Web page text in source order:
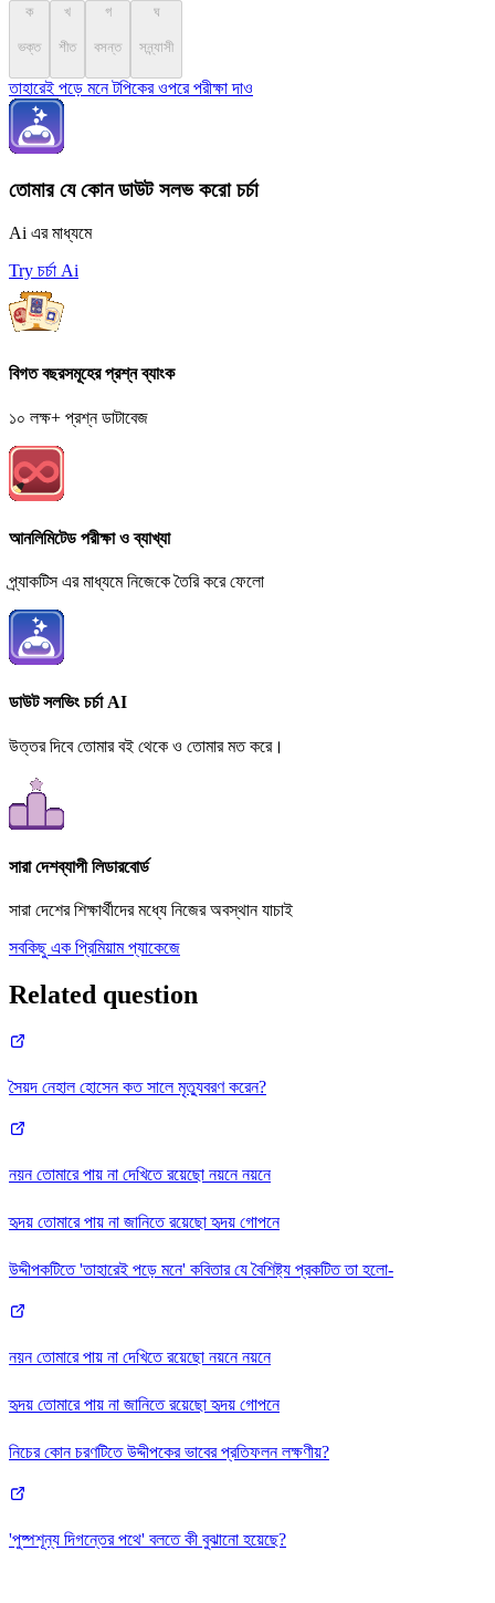
ক
ভক্ত
খ
শীত
গ
বসন্ত
ঘ
সন্ন্যাসী
তাহারেই পড়ে মনে টপিকের ওপরে পরীক্ষা দাও
তোমার যে কোন ডাউট সলভ করো চর্চা
Ai এর মাধ্যমে
Try চর্চা Ai
বিগত বছরসমূহের প্রশ্ন ব্যাংক
১০ লক্ষ+ প্রশ্ন ডাটাবেজ
আনলিমিটেড পরীক্ষা ও ব্যাখ্যা
প্র্যাকটিস এর মাধ্যমে নিজেকে তৈরি করে ফেলো
ডাউট সলভিং চর্চা AI
উত্তর দিবে তোমার বই থেকে ও তোমার মত করে।
সারা দেশব্যাপী লিডারবোর্ড
সারা দেশের শিক্ষার্থীদের মধ্যে নিজের অবস্থান যাচাই
সবকিছু এক প্রিমিয়াম প্যাকেজে
Related question
সৈয়দ নেহাল হোসেন কত সালে মৃত্যুবরণ করেন?
নয়ন তোমারে পায় না দেখিতে রয়েছো নয়নে নয়নে
হৃদয় তোমারে পায় না জানিতে রয়েছো হৃদয় গোপনে
উদ্দীপকটিতে 'তাহারেই পড়ে মনে' কবিতার যে বৈশিষ্ট্য প্রকটিত তা হলো-
নয়ন তোমারে পায় না দেখিতে রয়েছো নয়নে নয়নে
হৃদয় তোমারে পায় না জানিতে রয়েছো হৃদয় গোপনে
নিচের কোন চরণটিতে উদ্দীপকের ভাবের প্রতিফলন লক্ষণীয়?
'পুষ্পশূন্য দিগন্তের পথে' বলতে কী বুঝানো হয়েছে?